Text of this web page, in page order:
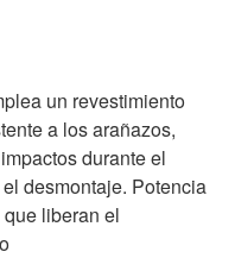
un revestimiento
a los arañazos,
durante el
desmontaje. Potencia
liberan el